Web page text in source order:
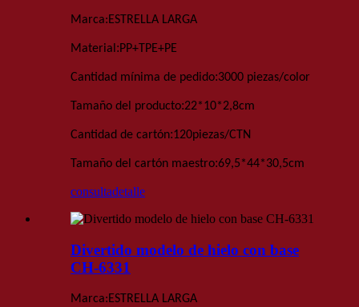
Marca:ESTRELLA LARGA
Material :PP+TPE+PE
Cantidad mínima de pedido:3000 piezas/color
Tamaño del producto:22*10*2,8cm
Cantidad de cartón:120piezas/CTN
Tamaño del cartón maestro:69,5*44*30,5cm
consultadetalle
Divertido modelo de hielo con base
CH-6331
Marca:ESTRELLA LARGA